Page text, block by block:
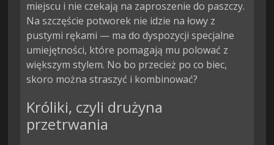
miejscu i nie czekają na zaproszenie do paszczy.
Na szczęście potworek nie idzie na łowy z
pustymi rękami — ma do dyspozycji specjalne
umiejętności, które pomagają mu polować z
większym stylem. No bo przecież po co biec,
skoro można straszyć i kombinować?
Króliki, czyli drużyna
przetrwania